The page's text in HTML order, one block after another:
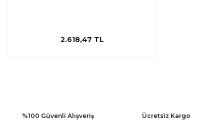
2.618,47 TL
%100 Güvenli Alışveriş Ücretsiz Kargo